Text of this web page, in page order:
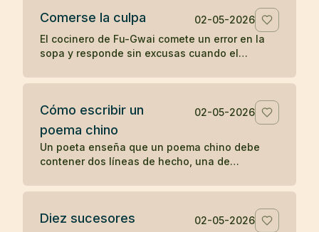
Comerse la culpa
02-05-2026
El cocinero de Fu-Gwai comete un error en la
sopa y responde sin excusas cuando el
Cómo escribir un
poema chino
02-05-2026
Un poeta enseña que un poema chino debe
contener dos líneas de hecho, una de
escena mínima que revela algo entero.
Diez sucesores
02-05-2026